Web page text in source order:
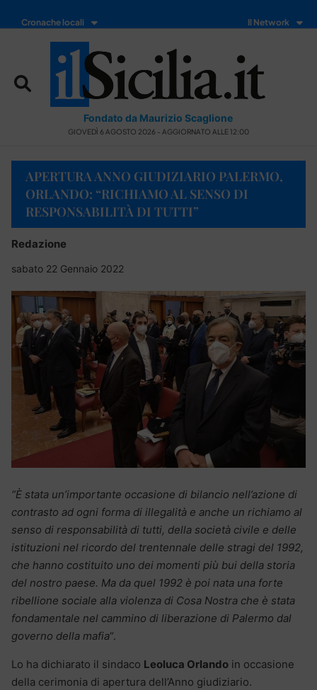
Cronache locali Il Network
Fondato da Maurizio Scaglione
GIOVEDÌ 6 AGOSTO 2026 - AGGIORNATO ALLE 12:00
APERTURA ANNO GIUDIZIARIO PALERMO,
ORLANDO: “RICHIAMO AL SENSO DI
RESPONSABILITÀ DI TUTTI”
Redazione
sabato 22 Gennaio 2022
“È stata un’importante occasione di bilancio nell’azione di
contrasto ad ogni forma di illegalità e anche un richiamo al
senso di responsabilità di tutti, della società civile e delle
istituzioni nel ricordo del trentennale delle stragi del 1992,
che hanno costituito uno dei momenti più bui della storia
del nostro paese. Ma da quel 1992 è poi nata una forte
ribellione sociale alla violenza di Cosa Nostra che è stata
fondamentale nel cammino di liberazione di Palermo dal
governo della mafia“.
Lo ha dichiarato il sindaco Leoluca Orlando in occasione
della cerimonia di apertura dell’Anno giudiziario.